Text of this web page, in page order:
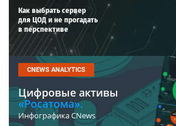
Как выбрать сервер
для ЦОД и не прогадать
в перспективе
CNEWS ANALYTICS
Цифровые активы
«Росатома».
Инфографика CNews